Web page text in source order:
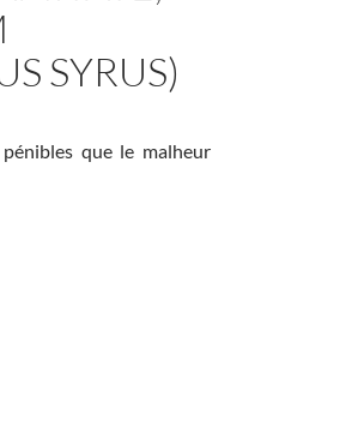
SYRUS)
que le malheur